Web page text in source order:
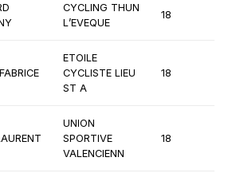
CYCLING THUN
L’EVEQUE
18
ETOILE
CYCLISTE LIEU
ST A
18
UNION
SPORTIVE
VALENCIENN
18